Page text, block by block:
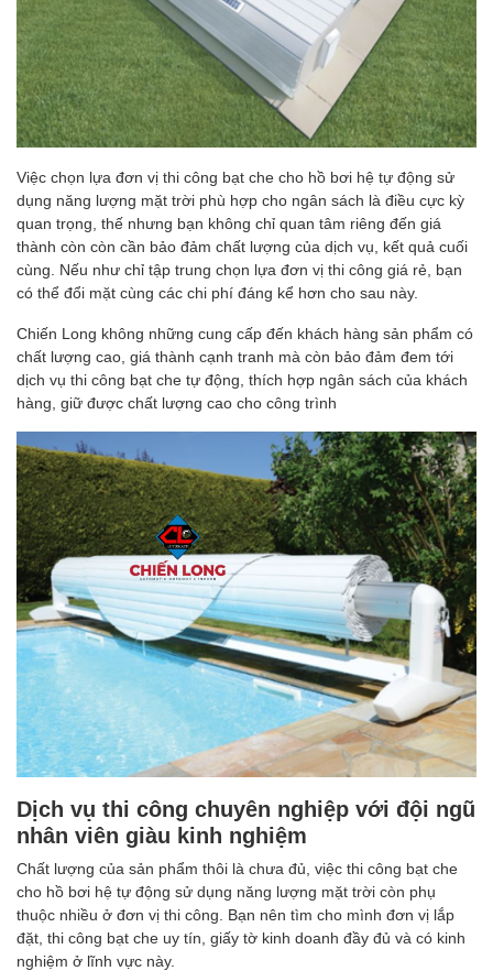
Việc chọn lựa đơn vị thi công bạt che cho hồ bơi hệ tự động sử
dụng năng lượng mặt trời phù hợp cho ngân sách là điều cực kỳ
quan trọng, thế nhưng bạn không chỉ quan tâm riêng đến giá
thành còn còn cần bảo đảm chất lượng của dịch vụ, kết quả cuối
cùng. Nếu như chỉ tập trung chọn lựa đơn vị thi công giá rẻ, bạn
có thể đổi mặt cùng các chi phí đáng kể hơn cho sau này.
Chiến Long không những cung cấp đến khách hàng sản phẩm có
chất lượng cao, giá thành cạnh tranh mà còn bảo đảm đem tới
dịch vụ thi công bạt che tự động, thích hợp ngân sách của khách
hàng, giữ được chất lượng cao cho công trình
Dịch vụ thi công chuyên nghiệp với đội ngũ
nhân viên giàu kinh nghiệm
Chất lượng của sản phẩm thôi là chưa đủ, việc thi công bạt che
cho hồ bơi hệ tự động sử dụng năng lượng mặt trời còn phụ
thuộc nhiều ở đơn vị thi công. Bạn nên tìm cho mình đơn vị lắp
đặt, thi công bạt che uy tín, giấy tờ kinh doanh đầy đủ và có kinh
nghiệm ở lĩnh vực này.